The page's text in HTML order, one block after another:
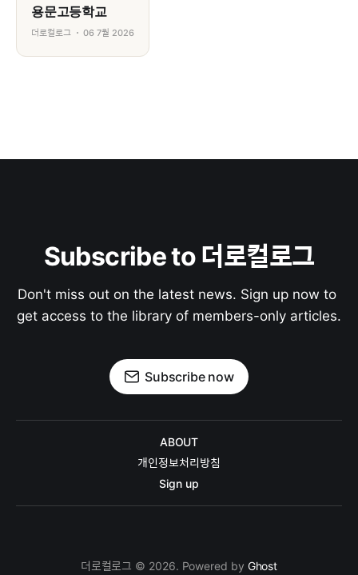
용문고등학교
더로컬로그 06 7월 2026
Subscribe to 더로컬로그
Don't miss out on the latest news. Sign up now to
get access to the library of members-only articles.
Subscribe now
ABOUT
개인정보처리방침
Sign up
더로컬로그 © 2026. Powered by Ghost